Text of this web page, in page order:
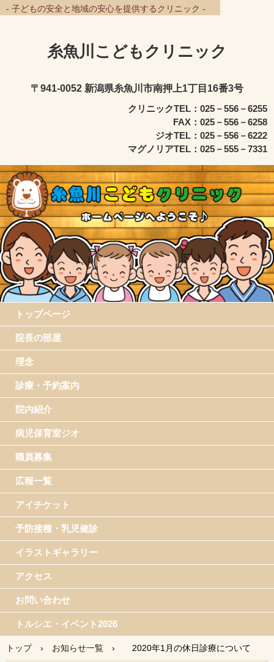
- 子どもの安全と地域の安心を提供するクリニック -
糸魚川こどもクリニック
〒941-0052 新潟県糸魚川市南押上1丁目16番3号
クリニックTEL：025－556－6255
FAX：025－556－6258
ジオTEL：025－556－6222
マグノリアTEL：025－555－7331
トップページ
院長の部屋
理念
診療・予約案内
院内紹介
病児保育室ジオ
職員募集
広報一覧
アイチケット
予防接種・乳児健診
イラストギャラリー
アクセス
お問い合わせ
トルシエ・イベント2026
トップ › お知らせ一覧 › 2020年1月の休日診療について